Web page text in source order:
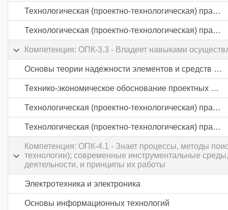
Технологическая (проектно-технологическая) практика
Технологическая (проектно-технологическая) практика
Компетенция: ОПК-3.3 - Владеет навыками
Основы теории надежности элементов и средств автоматики
Технико-экономическое обоснование проектных решений
Технологическая (проектно-технологическая) практика
Технологическая (проектно-технологическая) практика
Компетенция: ОПК-4.1 - Знает процессы, методы
технологии); современные инструментальные
деятельности, и принципы их работы
Электротехника и электроника
Основы информационных технологий